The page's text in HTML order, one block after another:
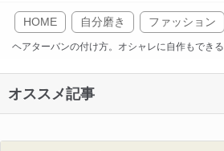
HOME 自分磨き ファッション
ヘアターバンの付け方。オシャレに自作もできる
オススメ記事